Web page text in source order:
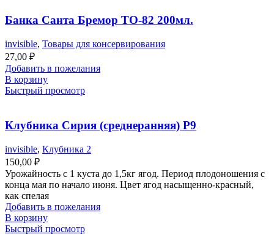
Банка Санта Бремор ТО-82 200мл.
invisible, Товары для консервирования
27,00 ₽
Добавить в пожелания
В корзину
Быстрый просмотр
Клубника Сирия (среднеранняя) Р9
invisible, Клубника 2
150,00 ₽
Урожайность с 1 куста до 1,5кг ягод. Период плодоношения с
конца мая по начало июня. Цвет ягод насыщенно-красный,
как спелая
Добавить в пожелания
В корзину
Быстрый просмотр